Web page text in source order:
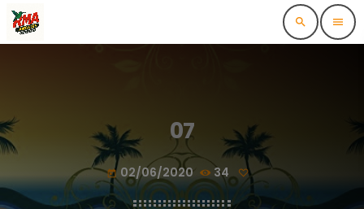
search menu
07
today 02/06/2020 34